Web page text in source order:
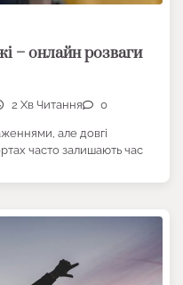
– онлайн розваги
2 Хв Читання 0
але довгі
часто залишають час